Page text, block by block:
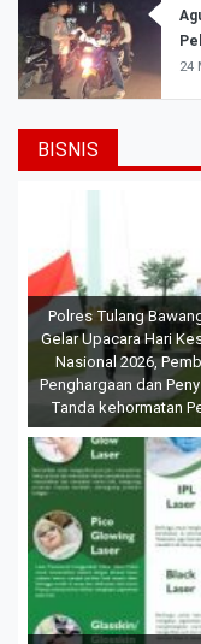
24
BISNIS
Polres Tulang
Gelar Upacara Hari
Nasional 2026,
Penghargaan dan
Tanda kehormatan